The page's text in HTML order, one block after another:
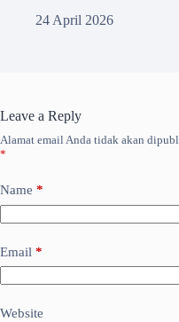
24 April 2026
Leave a Reply
Alamat email Anda tidak akan
*
Name *
Email *
Website